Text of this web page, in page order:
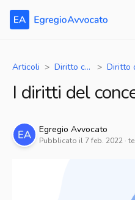
Articoli Diritto civile Diritto della
I diritti del
Egregio Avvocato
Pubblicato il 7 feb. 2022 ·